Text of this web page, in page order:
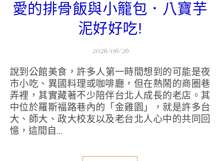
愛的排骨飯與小籠包．八寶芋
泥好好吃!
2026/06/26
說到公館美食，許多人第一時間想到的可能是夜
市小吃、異國料理或咖啡廳，但在熱鬧的商圈巷
弄裡，其實藏著不少陪伴台北人成長的老店。其
中位於羅斯福路巷內的「金雞園」，就是許多台
大、師大、政大校友以及老台北人心中的共同回
憶，這間自...